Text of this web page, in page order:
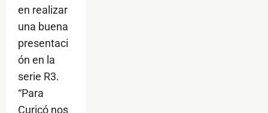
en realizar
una buena
presentaci
ón en la
serie R3.
“Para
Curicó nos